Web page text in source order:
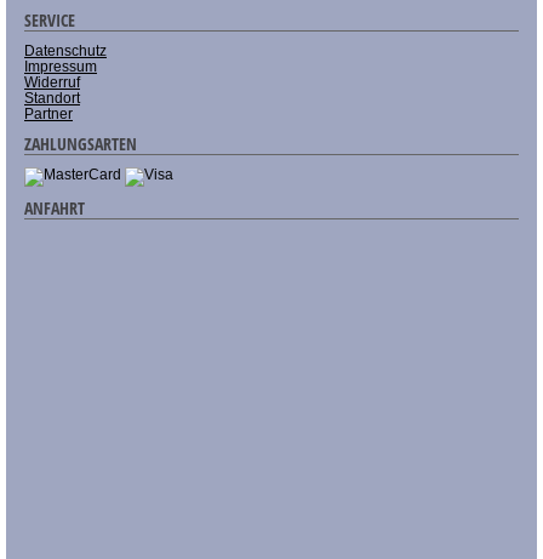
SERVICE
Datenschutz
Impressum
Widerruf
Standort
Partner
ZAHLUNGSARTEN
ANFAHRT